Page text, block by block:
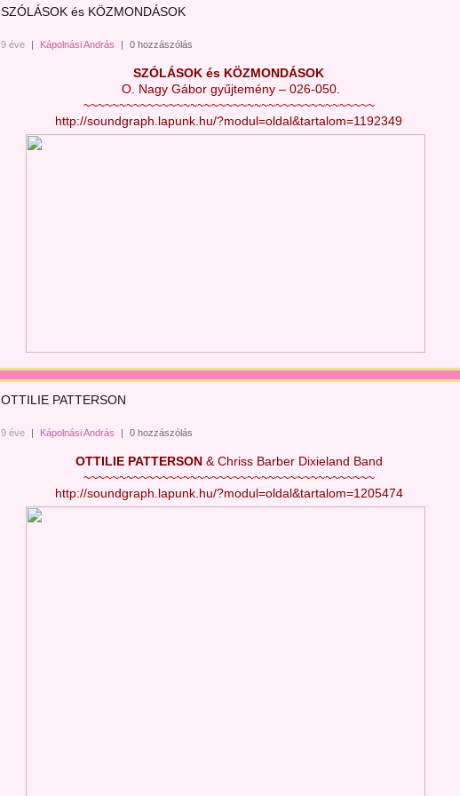
SZÓLÁSOK és KÖZMONDÁSOK
9 éve | Kápolnási András | 0 hozzászólás
SZÓLÁSOK és KÖZMONDÁSOK
O. Nagy Gábor gyűjtemény – 026-050.
~~~~~~~~~~~~~~~~~~~~~~~~~~~~~~~~~~~~~~~~~
http://soundgraph.lapunk.hu/?modul=oldal&tartalom=1192349
OTTILIE PATTERSON
9 éve | Kápolnási András | 0 hozzászólás
OTTILIE PATTERSON& Chriss Barber Dixieland Band
~~~~~~~~~~~~~~~~~~~~~~~~~~~~~~~~~~~~~~~~~
http://soundgraph.lapunk.hu/?modul=oldal&tartalom=1205474